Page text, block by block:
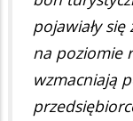
pojawiały
na poziomie
wzmacniają